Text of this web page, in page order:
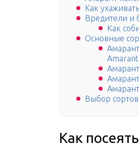
Как
Вредители и
Как
Основные
Выбор сортов
Как